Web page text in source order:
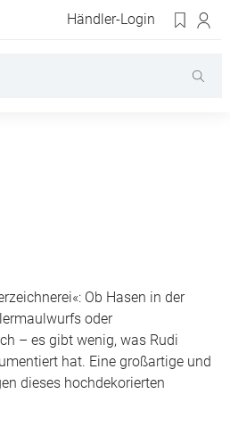
Händler-Login
Ob Hasen in der
oder
– es gibt wenig, was Rudi
hat. Eine großartige und
dieses hochdekorierten